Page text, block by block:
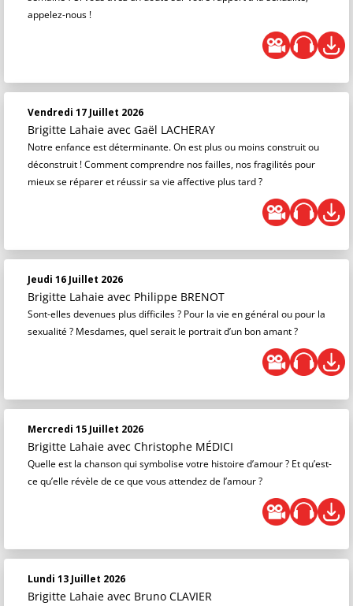
appelez-nous !
Vendredi 17 Juillet 2026
Brigitte Lahaie avec Gaël LACHERAY
Notre enfance est déterminante. On est plus ou moins construit ou
déconstruit ! Comment comprendre nos failles, nos fragilités pour
mieux se réparer et réussir sa vie affective plus tard ?
Jeudi 16 Juillet 2026
Brigitte Lahaie avec Philippe BRENOT
Sont-elles devenues plus difficiles ? Pour la vie en général ou pour la
sexualité ? Mesdames, quel serait le portrait d’un bon amant ?
Mercredi 15 Juillet 2026
Brigitte Lahaie avec Christophe MÉDICI
Quelle est la chanson qui symbolise votre histoire d’amour ? Et qu’est-
ce qu’elle révèle de ce que vous attendez de l’amour ?
Lundi 13 Juillet 2026
Brigitte Lahaie avec Bruno CLAVIER